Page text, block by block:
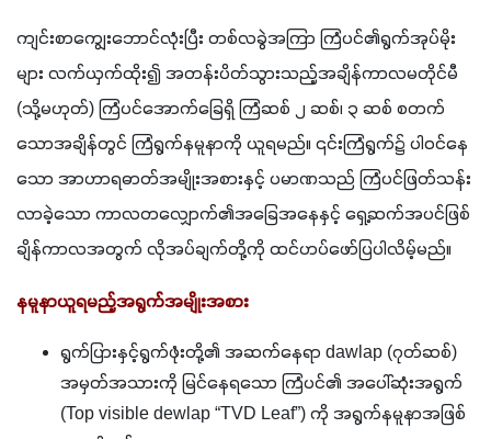
ကျင်းစာကျွေးဘောင်လုံးပြီး တစ်လခွဲအကြာ ကြံပင်၏ရွက်အုပ်မိုး
များ လက်ယှက်ထိုး၍ အတန်းပိတ်သွားသည့်အချိန်ကာလမတိုင်မီ
(သို့မဟုတ်) ကြံပင်အောက်ခြေရှိ ကြံဆစ် ၂ ဆစ်၊ ၃ ဆစ် စတက်
သောအချိန်တွင် ကြံရွက်နမူနာကို ယူရမည်။ ၎င်းကြံရွက်၌ ပါဝင်နေ
သော အာဟာရဓာတ်အမျိုးအစားနှင့် ပမာဏသည် ကြံပင်ဖြတ်သန်း
လာခဲ့သော ကာလတလျှောက်၏အခြေအနေနှင့် ရှေ့ဆက်အပင်ဖြစ်
ချိန်ကာလအတွက် လိုအပ်ချက်တို့ကို ထင်ဟပ်ဖော်ပြပါလိမ့်မည်။
နမူနာယူရမည့်အရွက်အမျိုးအစား
ရွက်ပြားနှင့်ရွက်ဖုံးတို့၏ အဆက်နေရာ dawlap (ဂုတ်ဆစ်)
အမှတ်အသားကို မြင်နေရသော ကြံပင်၏ အပေါ်ဆုံးအရွက်
(Top visible dewlap “TVD Leaf”) ကို အရွက်နမူနာအဖြစ်